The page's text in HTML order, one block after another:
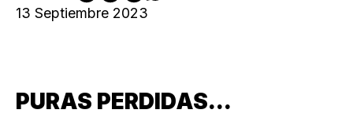
13 Septiembre 2023
PURAS PERDIDAS...